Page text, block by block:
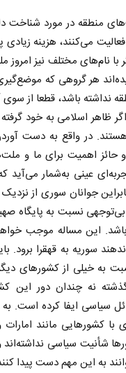
منطقه در مورد شناخت
می‌کنند، هزینه زیادی
با نام‌های مختلف نیز
هر گروهی که موضع‌گیری
نداشته باشد، قطعا از
اسلامی به خود گرفته
هستند. در واقع به دست
و حائز اهمیت برای ما و
عینی به‌شمار
جوانان سوری از
نسبت به پایگاه
این مساله موجب
سوریه به قهقرا برود.
به خیلی از کشور‌های
گذشته نه چندان دور این
سیاسی ایفا کرده است.
با کشور‌هایی مانند امارات
شأنیت سیاسی
به این مهم دست پیدا